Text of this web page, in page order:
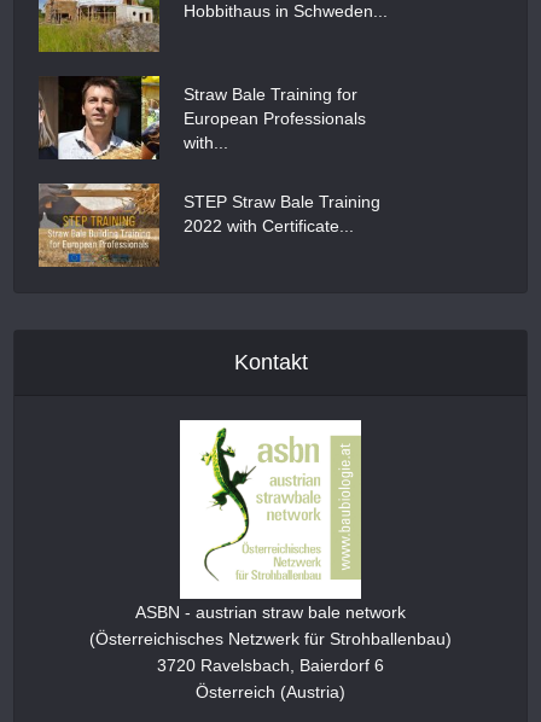
Hobbithaus in Schweden...
Straw Bale Training for
European Professionals
with...
STEP Straw Bale Training
2022 with Certificate...
Kontakt
ASBN - austrian straw bale network
(Österreichisches Netzwerk für Strohballenbau)
3720 Ravelsbach, Baierdorf 6
Österreich (Austria)